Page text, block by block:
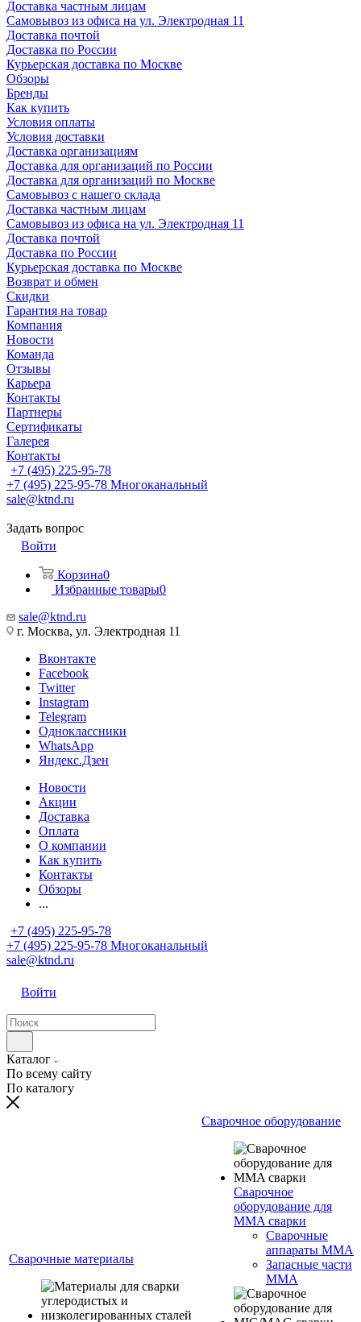
Доставка частным лицам
Самовывоз из офиса на ул. Электродная 11
Доставка почтой
Доставка по России
Курьерская доставка по Москве
Обзоры
Бренды
Как купить
Условия оплаты
Условия доставки
Доставка организациям
Доставка для организаций по России
Доставка для организаций по Москве
Самовывоз с нашего склада
Доставка частным лицам
Самовывоз из офиса на ул. Электродная 11
Доставка почтой
Доставка по России
Курьерская доставка по Москве
Возврат и обмен
Скидки
Гарантия на товар
Компания
Новости
Команда
Отзывы
Карьера
Контакты
Партнеры
Сертификаты
Галерея
Контакты
+7 (495) 225-95-78
+7 (495) 225-95-78 Многоканальный
sale@ktnd.ru
Задать вопрос
Войти
Корзина0
Избранные товары0
sale@ktnd.ru
г. Москва, ул. Электродная 11
Вконтакте
Facebook
Twitter
Instagram
Telegram
Одноклассники
WhatsApp
Яндекс.Дзен
Новости
Акции
Доставка
Оплата
О компании
Как купить
Контакты
Обзоры
...
+7 (495) 225-95-78
+7 (495) 225-95-78 Многоканальный
sale@ktnd.ru
Войти
Каталог
По всему сайту
По каталогу
Сварочные материалы
Сварочное оборудование
Сварочное
оборудование для
MMA сварки
Сварочные
аппараты MMA
Запасные части
MMA